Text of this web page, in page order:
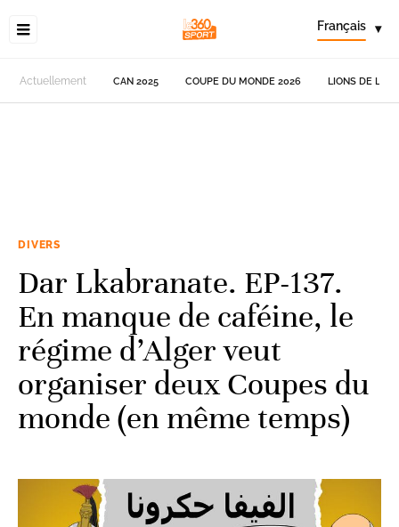
Français ▾
Actuellement CAN 2025 COUPE DU MONDE 2026 LIONS DE
DIVERS
Dar Lkabranate. EP-137.
En manque de caféine, le
régime d’Alger veut
organiser deux Coupes du
monde (en même temps)